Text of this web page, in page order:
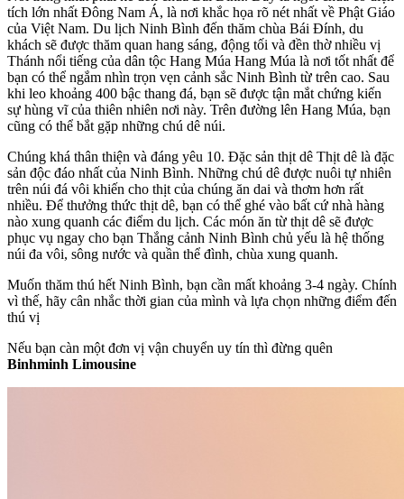
tích lớn nhất Đông Nam Á, là nơi khắc họa rõ nét nhất về Phật Giáo
của Việt Nam. Du lịch Ninh Bình đến thăm chùa Bái Đính, du
khách sẽ được thăm quan hang sáng, động tối và đền thờ nhiều vị
Thánh nổi tiếng của dân tộc Hang Múa Hang Múa là nơi tốt nhất để
bạn có thể ngắm nhìn trọn vẹn cảnh sắc Ninh Bình từ trên cao. Sau
khi leo khoảng 400 bậc thang đá, bạn sẽ được tận mắt chứng kiến
sự hùng vĩ của thiên nhiên nơi này. Trên đường lên Hang Múa, bạn
cũng có thể bắt gặp những chú dê núi.
Chúng khá thân thiện và đáng yêu 10. Đặc sản thịt dê Thịt dê là đặc
sản độc đáo nhất của Ninh Bình. Những chú dê được nuôi tự nhiên
trên núi đá vôi khiến cho thịt của chúng ăn dai và thơm hơn rất
nhiều. Để thưởng thức thịt dê, bạn có thể ghé vào bất cứ nhà hàng
nào xung quanh các điểm du lịch. Các món ăn từ thịt dê sẽ được
phục vụ ngay cho bạn Thắng cảnh Ninh Bình chủ yếu là hệ thống
núi đa vôi, sông nước và quần thể đình, chùa xung quanh.
Muốn thăm thú hết Ninh Bình, bạn cần mất khoảng 3-4 ngày. Chính
vì thế, hãy cân nhắc thời gian của mình và lựa chọn những điểm đến
thú vị
Nếu bạn càn một đơn vị vận chuyển uy tín thì đừng quên
Binhminh Limousine